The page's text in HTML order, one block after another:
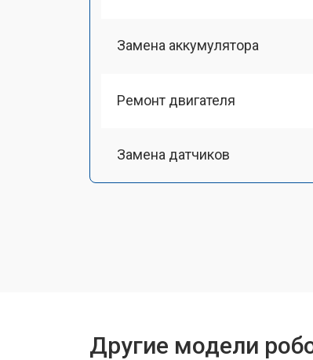
Замена аккумулятора
Ремонт двигателя
Замена датчиков
Другие модели